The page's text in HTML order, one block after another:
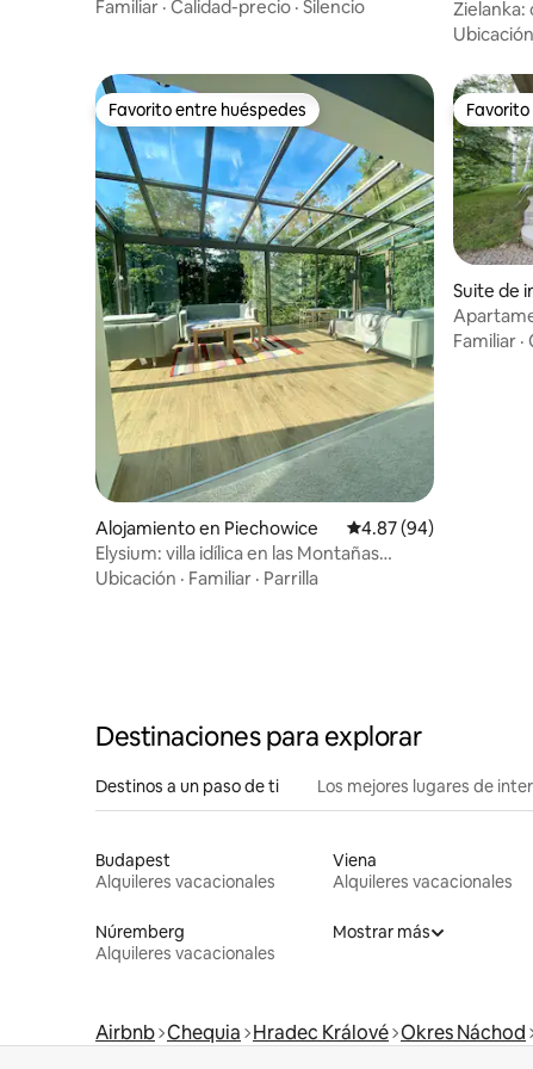
Familiar · Calidad-precio · Silencio
Zielanka:
búho
Ubicación
Favorito entre huéspedes
Favorito entre huéspedes
Alojamiento en Piechowice Calificación promedio:
4.87 (94)
Elysium: villa idílica en las Montañas
Gigantes
Ubicación · Familiar · Parrilla
Suite de
castillo
Familiar ·
Destinaciones para explorar
Destinos a un paso de ti Los mejores lugares de
Budapest
Alquileres vacacionales
Viena
Alquileres vacacionales
Núremberg
Alquileres vacacionales
Mostrar más
Airbnb Chequia Hradec Králové Okres Náchod